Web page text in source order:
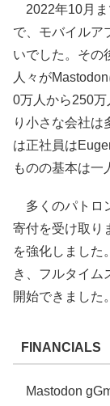
2022年10月
で、モバイルア
いでした。その
人々が
0万人から250
り小さな会社は
は正社員は
ものの基本は一
多くのパトロ
寄付を受け取り
を強化しました
き、フルタイム
開始できました。
FINANCIALS
Mastodon